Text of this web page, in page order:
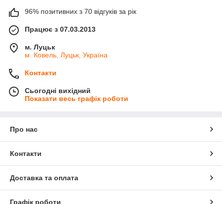
96% позитивних з 70 відгуків за рік
Працює з 07.03.2013
м. Луцьк
м. Ковель, Луцьк, Україна
Контакти
Сьогодні вихідний
Показати весь графік роботи
Про нас
Контакти
Доставка та оплата
Графік роботи